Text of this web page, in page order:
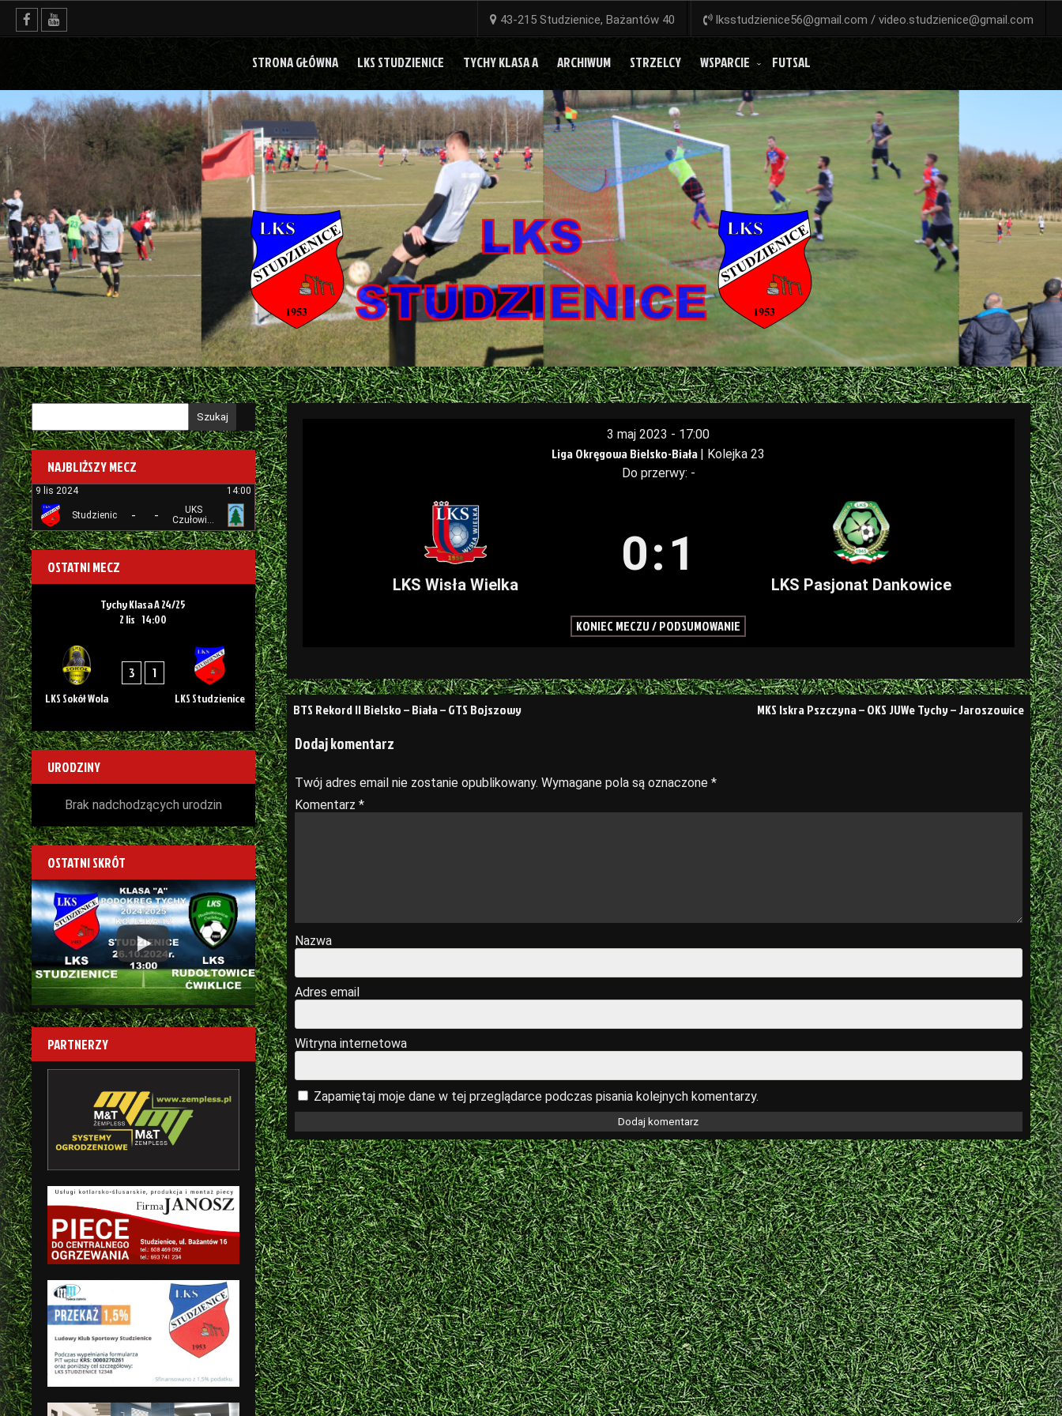
Skip
content
43-215 Studzienice, Bażantów 40 lksstudzienice56@gmail.com / video.studzienice@gmail.com
STRONA GŁÓWNA LKS STUDZIENICE TYCHY KLASA A ARCHIWUM STRZELCY WSPARCIE FUTSAL
3 maj 2023 - 17:00
Liga Okręgowa Bielsko-Biała | Kolejka 23
Do przerwy: -
LKS Wisła Wielka
0:1
LKS Pasjonat Dankowice
KONIEC MECZU / PODSUMOWANIE
Nawigacja
wpisu
BTS Rekord II Bielsko – Biała – GTS Bojszowy MKS Iskra Pszczyna – OKS JUWe Tychy – Jaroszowice
Dodaj komentarz
Twój adres email nie zostanie opublikowany. Wymagane pola są oznaczone *
Komentarz *
Nazwa
Adres email
Witryna internetowa
Zapamiętaj moje dane w tej przeglądarce podczas pisania kolejnych komentarzy.
Szukaj
NAJBLIŻSZY MECZ
9 lis 2024 14:00
Studzienice - -
UKS
Czułowianka
Tychy
OSTATNI MECZ
Tychy Klasa A 24/25
2 lis 14:00
LKS Sokół Wola
3 1
LKS Studzienice
URODZINY
Brak nadchodzących urodzin
OSTATNI SKRÓT
Play
PARTNERZY